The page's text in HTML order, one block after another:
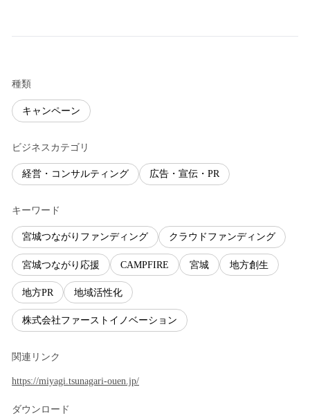
種類
キャンペーン
ビジネスカテゴリ
経営・コンサルティング 広告・宣伝・PR
キーワード
宮城つながりファンディング クラウドファンディング
宮城つながり応援 CAMPFIRE 宮城 地方創生
地方PR 地域活性化
株式会社ファーストイノベーション
関連リンク
https://miyagi.tsunagari-ouen.jp/
ダウンロード